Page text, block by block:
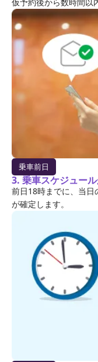
乗車前日
3. 乗車スケジュー
前日18時までに、当日
が確定します。